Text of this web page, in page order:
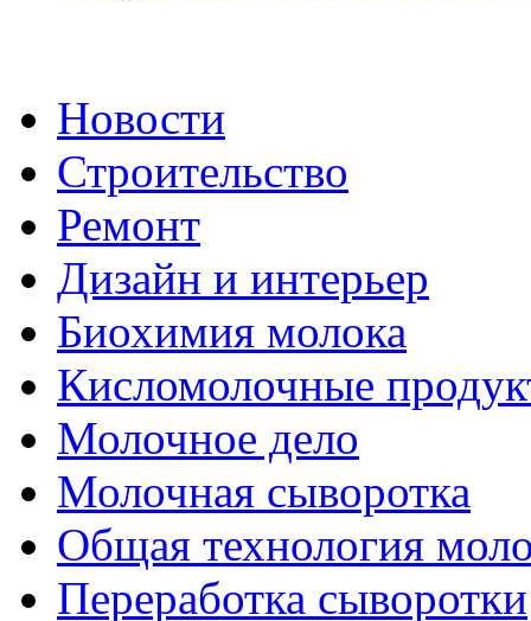
Новости
Строительство
Ремонт
Дизайн и интерьер
Биохимия молока
Кисломолочные
Молочное дело
Молочная сыворотка
Общая технология
Переработка сыворотки